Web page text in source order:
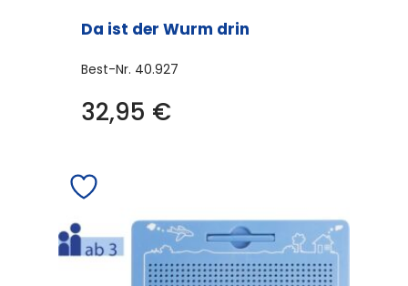
Da ist der Wurm drin
Best-Nr. 40.927
32,95 €